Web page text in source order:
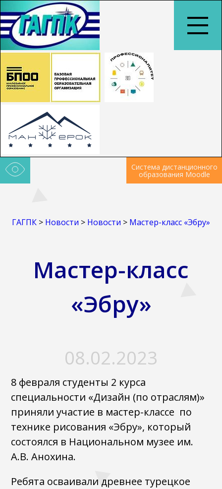
Система дистанционного
образования Moodle
ГАГПК > Новости > Новости > Мастер-класс «Эбру»
Мастер-класс
«Эбру»
08.02.2023
8 февраля студенты 2 курса
специальности «Дизайн (по отраслям)»
приняли участие в мастер-классе по
технике рисования «Эбру», который
состоялся в Национальном музее им.
А.В. Анохина.
Ребята осваивали древнее турецкое